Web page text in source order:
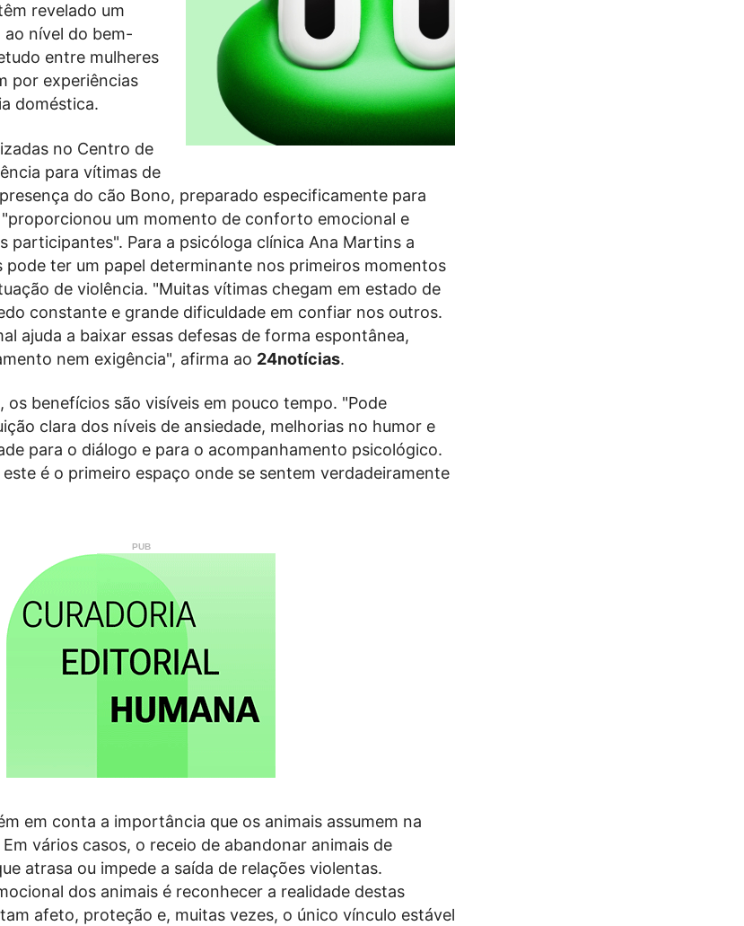
revelado um
nível do bem-
entre mulheres
por experiências
doméstica.
no Centro de
para vítimas de
do cão Bono, preparado especificamente para
um momento de conforto emocional e
participantes". Para a psicóloga clínica Ana Martins a
pode ter um papel determinante nos primeiros momentos
de violência. "Muitas vítimas chegam em estado de
constante e grande dificuldade em confiar nos outros.
ajuda a baixar essas defesas de forma espontânea,
nem exigência", afirma ao 24notícias.
os benefícios são visíveis em pouco tempo. "Pode
clara dos níveis de ansiedade, melhorias no humor e
para o diálogo e para o acompanhamento psicológico.
este é o primeiro espaço onde se sentem verdadeiramente
em conta a importância que os animais assumem na
vários casos, o receio de abandonar animais de
atrasa ou impede a saída de relações violentas.
dos animais é reconhecer a realidade destas
afeto, proteção e, muitas vezes, o único vínculo estável